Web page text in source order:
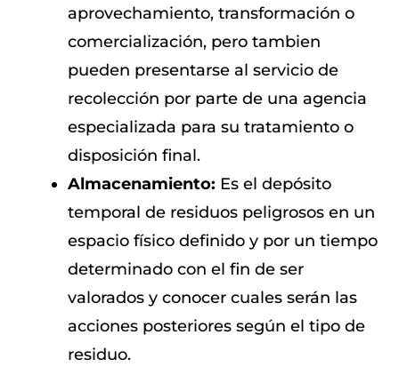
aprovechamiento, transformación o
comercialización, pero tambien
pueden presentarse al servicio de
recolección por parte de una agencia
especializada para su tratamiento o
disposición final.
Almacenamiento: Es el depósito
temporal de residuos peligrosos en un
espacio físico definido y por un tiempo
determinado con el fin de ser
valorados y conocer cuales serán las
acciones posteriores según el tipo de
residuo.